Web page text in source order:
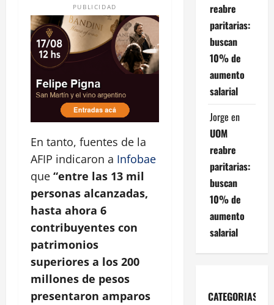
PUBLICIDAD
En tanto, fuentes de la
AFIP indicaron a Infobae
que “entre las 13 mil
personas alcanzadas,
hasta ahora 6
contribuyentes con
patrimonios
superiores a los 200
millones de pesos
presentaron amparos
reabre
paritarias:
buscan
10% de
aumento
salarial
Jorge en
UOM
reabre
paritarias:
buscan
10% de
aumento
salarial
CATEGORIAS